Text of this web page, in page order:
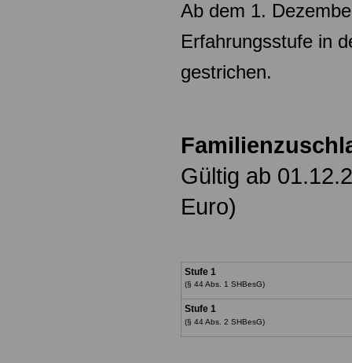
Ab dem 1.
Erfahrungsstufe in
gestrichen.
Gültig ab
Euro)
Stufe 1
(§ 44 Abs.
Stufe 1
(§ 44 Abs. 2 SHBesG)